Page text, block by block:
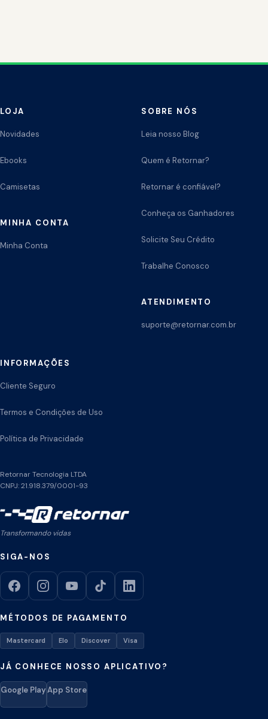
LOJA
Novidades
Ebooks
Camisetas
MINHA CONTA
Minha Conta
SOBRE NÓS
Leia nosso Blog
Quem é Retornar?
Retornar é confiável?
Conheça os Ganhadores
Solicite Seu Crédito
Trabalhe Conosco
ATENDIMENTO
suporte@retornar.com.br
INFORMAÇÕES
Cliente Seguro
Termos e Condições de Uso
Política de Privacidade
Retornar Tecnologia LTDA
CNPJ: 21.918.379/0001-93
Transformando vidas
SIGA-NOS
MÉTODOS DE PAGAMENTO
Mastercard Elo Discover Visa
JÁ CONHECE NOSSO APLICATIVO?
Google PlayApp Store